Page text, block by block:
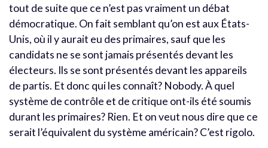
tout de suite que ce n’est pas vraiment un débat
démocratique. On fait semblant qu’on est aux États-
Unis, où il y aurait eu des primaires, sauf que les
candidats ne se sont jamais présentés devant les
électeurs. Ils se sont présentés devant les appareils
de partis. Et donc qui les connaît? Nobody. À quel
système de contrôle et de critique ont-ils été soumis
durant les primaires? Rien. Et on veut nous dire que ce
serait l’équivalent du système américain? C’est rigolo.